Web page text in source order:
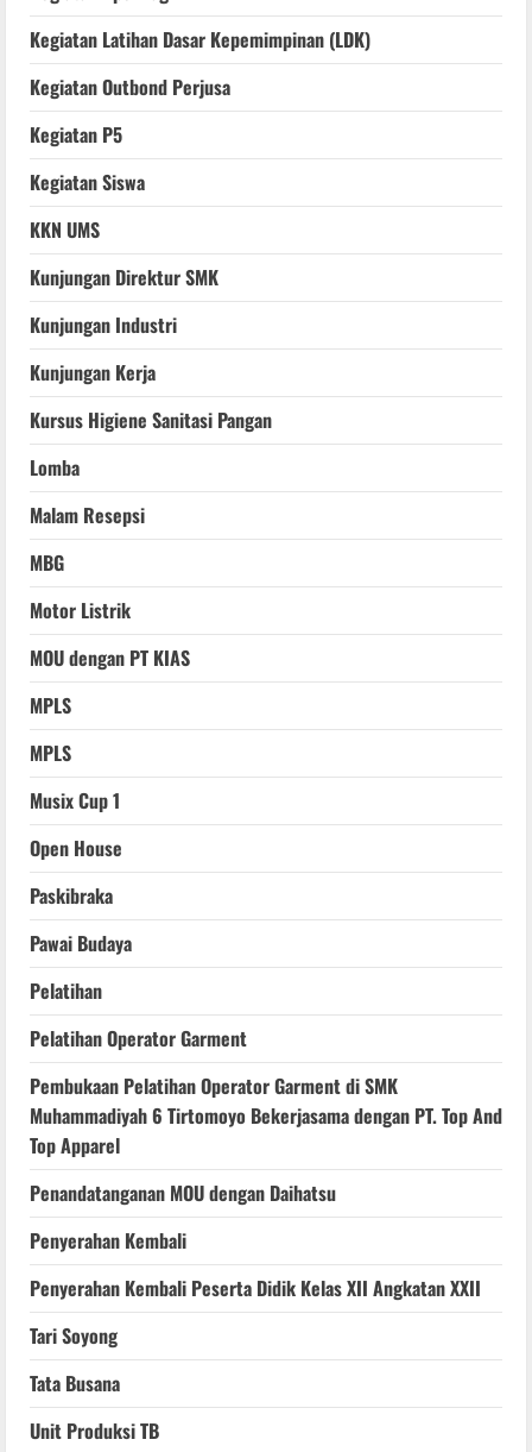
Kegiatan Latihan Dasar Kepemimpinan (LDK)
Kegiatan Outbond Perjusa
Kegiatan P5
Kegiatan Siswa
KKN UMS
Kunjungan Direktur SMK
Kunjungan Industri
Kunjungan Kerja
Kursus Higiene Sanitasi Pangan
Lomba
Malam Resepsi
MBG
Motor Listrik
MOU dengan PT KIAS
MPLS
MPLS
Musix Cup 1
Open House
Paskibraka
Pawai Budaya
Pelatihan
Pelatihan Operator Garment
Pembukaan Pelatihan Operator Garment di SMK
Muhammadiyah 6 Tirtomoyo Bekerjasama dengan PT. Top And
Top Apparel
Penandatanganan MOU dengan Daihatsu
Penyerahan Kembali
Penyerahan Kembali Peserta Didik Kelas XII Angkatan XXII
Tari Soyong
Tata Busana
Unit Produksi TB